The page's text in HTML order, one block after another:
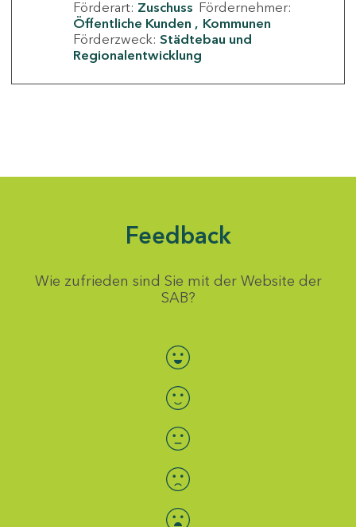
Förderart: Zuschuss Fördernehmer:
Öffentliche Kunden
Kommunen
Förderzweck: Städtebau und
Regionalentwicklung
Feedback
Wie zufrieden sind Sie mit der Website der
SAB?
Bewertung auswählen